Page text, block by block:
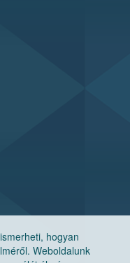
hogyan
Weboldalunk